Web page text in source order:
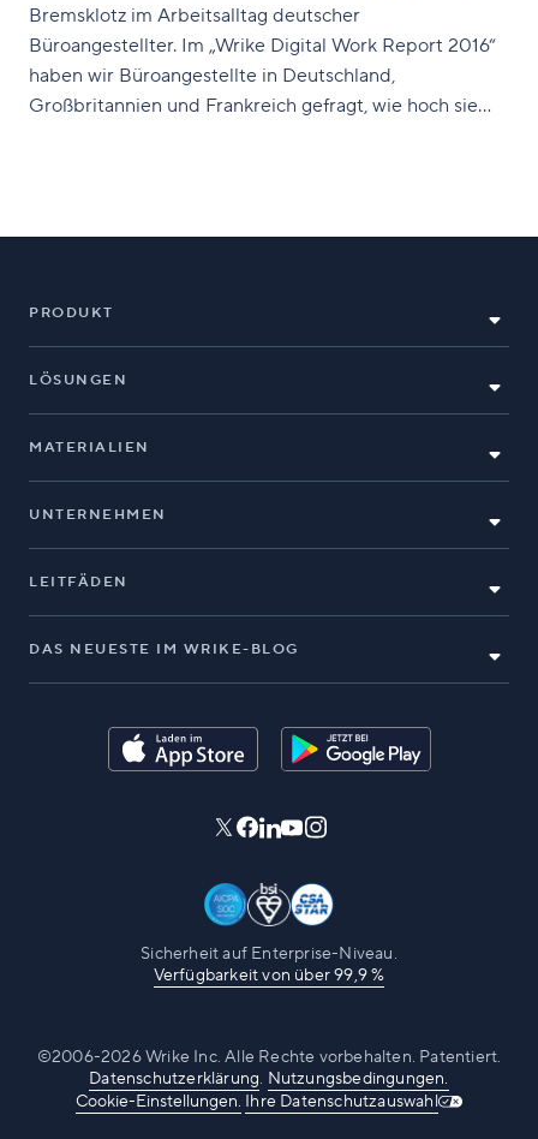
Bremsklotz im Arbeitsalltag deutscher
Büroangestellter. Im „Wrike Digital Work Report 2016“
haben wir Büroangestellte in Deutschland,
Großbritannien und Frankreich gefragt, wie hoch sie
PRODUKT
LÖSUNGEN
MATERIALIEN
UNTERNEHMEN
LEITFÄDEN
DAS NEUESTE IM WRIKE-BLOG
Sicherheit auf Enterprise-Niveau.
Verfügbarkeit von über 99,9 %
©2006-2026 Wrike Inc. Alle Rechte vorbehalten. Patentiert.
Datenschutzerklärung. Nutzungsbedingungen.
Cookie-Einstellungen. Ihre Datenschutzauswahl